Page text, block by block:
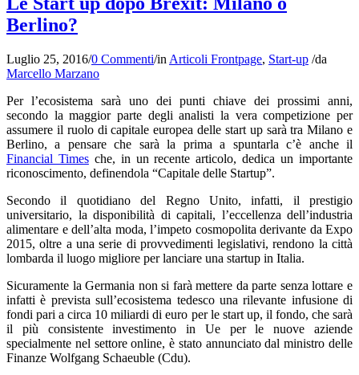
Berlino?
Luglio 25, 2016/0 Commenti/in Articoli Frontpage, Start-up /da
Marcello Marzano
Per l’ecosistema sarà uno dei punti chiave dei prossimi anni,
secondo la maggior parte degli analisti la vera competizione per
assumere il ruolo di capitale europea delle start up sarà tra Milano e
Berlino, a pensare che sarà la prima a spuntarla c’è anche il
Financial Timesche, in un recente articolo, dedica un importante
riconoscimento, definendola “Capitale delle Startup”.
Secondo il quotidiano del Regno Unito, infatti, il prestigio
universitario, la disponibilità di capitali, l’eccellenza dell’industria
alimentare e dell’alta moda, l’impeto cosmopolita derivante da Expo
2015, oltre a una serie di provvedimenti legislativi, rendono la città
lombarda il luogo migliore per lanciare una startup in Italia.
Sicuramente la Germania non si farà mettere da parte senza lottare e
infatti è prevista sull’ecosistema tedesco una rilevante infusione di
fondi pari a circa 10 miliardi di euro per le start up, il fondo, che sarà
il più consistente investimento in Ue per le nuove aziende
specialmente nel settore online, è stato annunciato dal ministro delle
Finanze Wolfgang Schaeuble (Cdu).